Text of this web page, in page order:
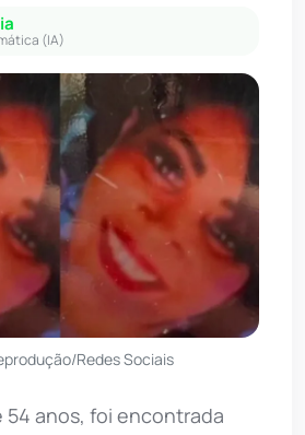
(IA)
Redes Sociais
54 anos, foi encontrada